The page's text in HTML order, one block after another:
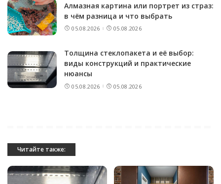
Алмазная картина или портрет из страз:
в чём разница и что выбрать
05.08.2026 05.08.2026
Толщина стеклопакета и её выбор:
виды конструкций и практические
нюансы
05.08.2026 05.08.2026
Читайте также: